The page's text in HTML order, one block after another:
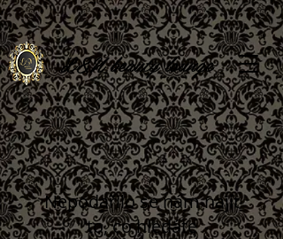
L&N beauty lounge
Nepodařilo se nám najít
to, co hledáte